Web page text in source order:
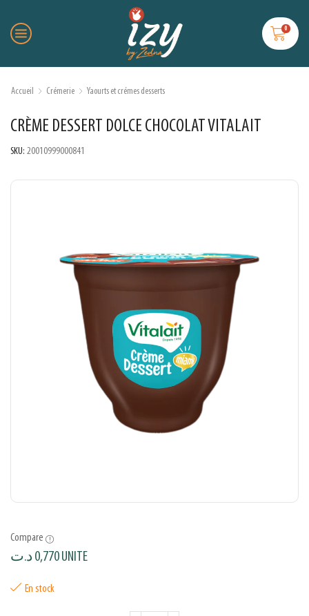
0
Accueil Crémerie Yaourts et crémes desserts
CRÈME DESSERT DOLCE CHOCOLAT VITALAIT
SKU: 20010999000841
Compare
0,770د.ت UNITE
En stock